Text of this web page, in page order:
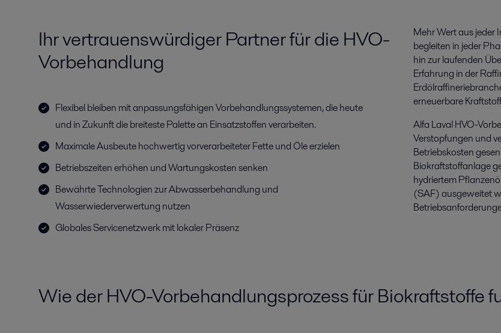
Ihr vertrauenswürdiger Partner für die HVO-
Vorbehandlung
Flexibel bleiben mit anpassungsfähigen Vorbehandlungssystemen, die heute
und in Zukunft die breiteste Palette an Einsatzstoffen verarbeiten.
Maximale Ausbeute hochwertig vorverarbeiteter Fette und Öle erzielen
Betriebszeiten erhöhen und Wartungskosten senken
Bewährte Technologien zur Abwasserbehandlung und
Wasserwiederverwertung nutzen
Globales Servicenetzwerk mit lokaler Präsenz
Mehr Wert aus jeder
begleiten in jeder
hin zur laufenden
Erfahrung in der
erneuerbare
Alfa Laval HVO-
Verstopfungen und
Betriebskosten
Biokraftstoffanlage
hydriertem
(SAF) ausgeweitet
Wie der HVO-Vorbehandlungsprozess für Biokraftstoffe